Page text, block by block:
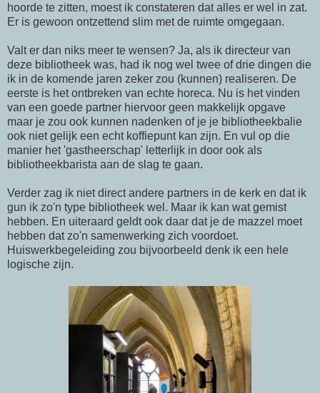
hoorde te zitten, moest ik constateren dat alles er wel in zat.
Er is gewoon ontzettend slim met de ruimte omgegaan.
Valt er dan niks meer te wensen? Ja, als ik directeur van
deze bibliotheek was, had ik nog wel twee of drie dingen die
ik in de komende jaren zeker zou (kunnen) realiseren. De
eerste is het ontbreken van echte horeca. Nu is het vinden
van een goede partner hiervoor geen makkelijk opgave
maar je zou ook kunnen nadenken of je je bibliotheekbalie
ook niet gelijk een echt koffiepunt kan zijn. En vul op die
manier het 'gastheerschap' letterlijk in door ook als
bibliotheekbarista aan de slag te gaan.
Verder zag ik niet direct andere partners in de kerk en dat ik
gun ik zo'n type bibliotheek wel. Maar ik kan wat gemist
hebben. En uiteraard geldt ook daar dat je de mazzel moet
hebben dat zo'n samenwerking zich voordoet.
Huiswerkbegeleiding zou bijvoorbeeld denk ik een hele
logische zijn.